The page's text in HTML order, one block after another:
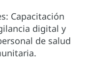
Capacitación
digital y
de salud